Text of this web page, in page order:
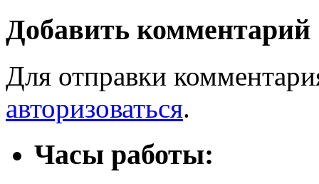
Добавить комментарий
Для отправки
авторизоваться.
Часы работы: